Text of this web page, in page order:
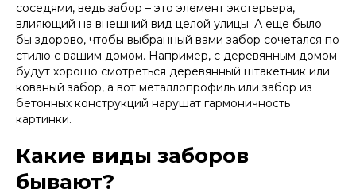
соседями, ведь забор – это элемент экстерьера,
влияющий на внешний вид целой улицы. А еще было
бы здорово, чтобы выбранный вами забор сочетался по
стилю с вашим домом. Например, с деревянным домом
будут хорошо смотреться деревянный штакетник или
кованый забор, а вот металлопрофиль или забор из
бетонных конструкций нарушат гармоничность
картинки.
Какие виды заборов
бывают?